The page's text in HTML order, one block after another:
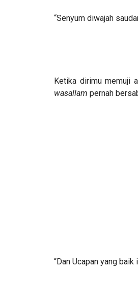
“Senyum diwajah
Ketika dirimu memuji
wasallam pernah
“Dan Ucapan yang baik